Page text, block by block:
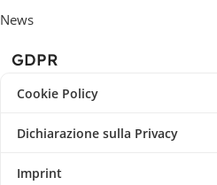
News
GDPR
Cookie Policy
Dichiarazione sulla Privacy
Imprint